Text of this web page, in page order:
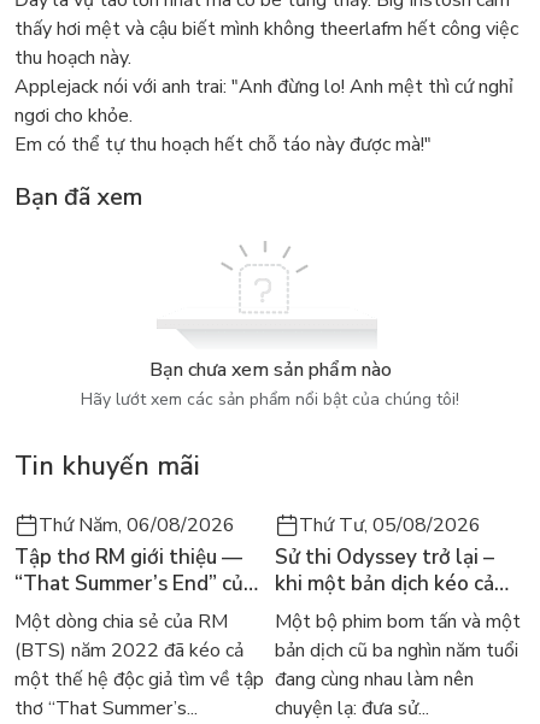
thấy hơi mệt và cậu biết mình không theerlafm hết công việc
thu hoạch này.
Applejack nói với anh trai: "Anh đừng lo! Anh mệt thì cứ nghỉ
ngơi cho khỏe.
Em có thể tự thu hoạch hết chỗ táo này được mà!"
Bạn đã xem
Bạn chưa xem sản phẩm nào
Hãy lướt xem các sản phẩm nổi bật của chúng tôi!
Tin khuyến mãi
Thứ Năm, 06/08/2026
Tập thơ RM giới thiệu —
“That Summer’s End” của
Lee Seong-bok ra mắt bản
tiếng Anh sau 4 năm gây
sốt
Một dòng chia sẻ của RM
(BTS) năm 2022 đã kéo cả
một thế hệ độc giả tìm về tập
thơ “That Summer’s...
Thứ Tư, 05/08/2026
Sử thi Odyssey trở lại –
khi một bản dịch kéo cả
thế giới về với văn học
kinh điển
Một bộ phim bom tấn và một
bản dịch cũ ba nghìn năm tuổi
đang cùng nhau làm nên
chuyện lạ: đưa sử...